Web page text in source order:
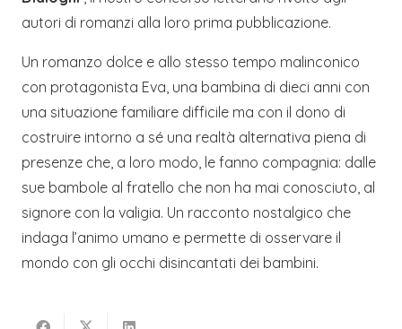
autori di romanzi alla loro prima pubblicazione.
Un romanzo dolce e allo stesso tempo malinconico
con protagonista Eva, una bambina di dieci anni con
una situazione familiare difficile ma con il dono di
costruire intorno a sé una realtà alternativa piena di
presenze che, a loro modo, le fanno compagnia: dalle
sue bambole al fratello che non ha mai conosciuto, al
signore con la valigia. Un racconto nostalgico che
indaga l’animo umano e permette di osservare il
mondo con gli occhi disincantati dei bambini.